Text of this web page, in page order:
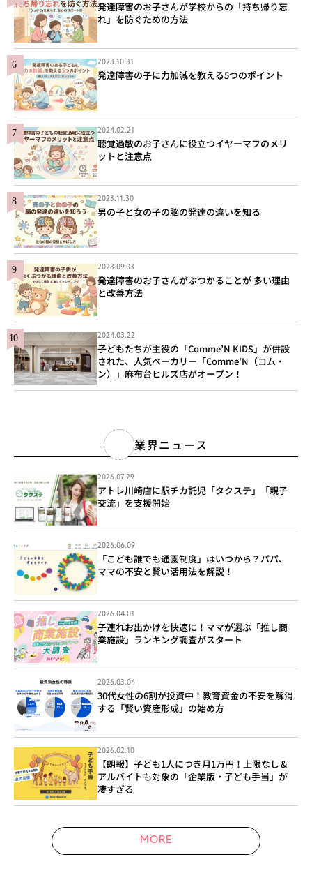
発達障害のお子さんが学校からの「持ち帰り忘
れ」を防ぐための方法
2023.10.31
発達障害の子に力加減を教える5つのポイント
2024.02.21
聴覚過敏のお子さんに役立つイヤーマフのメリ
ットと注意点
2023.11.30
男の子と女の子の脳の発達の違いを知る
2023.09.03
発達障害のお子さんがぶつかることが 多い理由
と改善方法
2024.03.22
子どもたちが主役の「Comme’N KIDS」が併設
された、人気ベーカリー「Comme'N（コム・
ン）」麻布台ヒルズ店がオープン！
業界ニュース
2026.07.29
アトレ川崎店に駅チカ託児「タクステ」「親子
交流」を支援開始
2026.06.09
「こども誰でも通園制度」はいつから？パパ、
ママの不安と賢い活用法を解説！
2026.04.01
子連れお出かけを快適に！ママが選ぶ「推し商
業施設」ランキング調査がスタート
2026.03.04
30代女性の6割が投資中！教育資金の不安を解消
する「賢い資産形成」の始め方
2026.02.10
【朗報】子ども1人につき月1万円！上限なし＆
アルバイトも対象の「企業版・子ども手当」が
凄すぎる
MORE